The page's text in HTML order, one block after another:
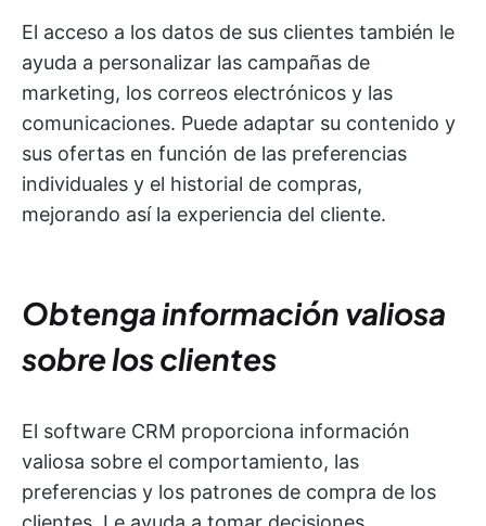
El acceso a los datos de sus clientes también le
ayuda a personalizar las campañas de
marketing, los correos electrónicos y las
comunicaciones. Puede adaptar su contenido y
sus ofertas en función de las preferencias
individuales y el historial de compras,
mejorando así la experiencia del cliente.
Obtenga información valiosa
sobre los clientes
El software CRM proporciona información
valiosa sobre el comportamiento, las
preferencias y los patrones de compra de los